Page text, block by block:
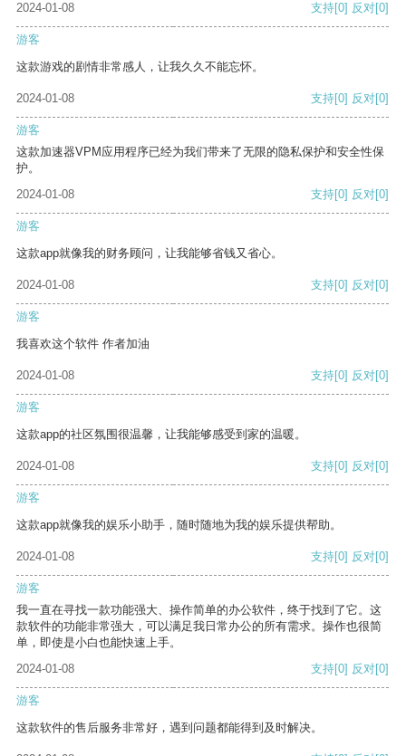
2024-01-08
支持[0] 反对[0]
游客
这款游戏的剧情非常感人，让我久久不能忘怀。
2024-01-08 支持[0] 反对[0]
游客
这款加速器VPM应用程序已经为我们带来了无限的隐私保护和安全性保
护。
2024-01-08
支持[0] 反对[0]
游客
这款app就像我的财务顾问，让我能够省钱又省心。
2024-01-08 支持[0] 反对[0]
游客
我喜欢这个软件 作者加油
2024-01-08 支持[0] 反对[0]
游客
这款app的社区氛围很温馨，让我能够感受到家的温暖。
2024-01-08 支持[0] 反对[0]
游客
这款app就像我的娱乐小助手，随时随地为我的娱乐提供帮助。
2024-01-08 支持[0] 反对[0]
游客
我一直在寻找一款功能强大、操作简单的办公软件，终于找到了它。这
款软件的功能非常强大，可以满足我日常办公的所有需求。操作也很简
单，即使是小白也能快速上手。
2024-01-08
支持[0] 反对[0]
游客
这款软件的售后服务非常好，遇到问题都能得到及时解决。